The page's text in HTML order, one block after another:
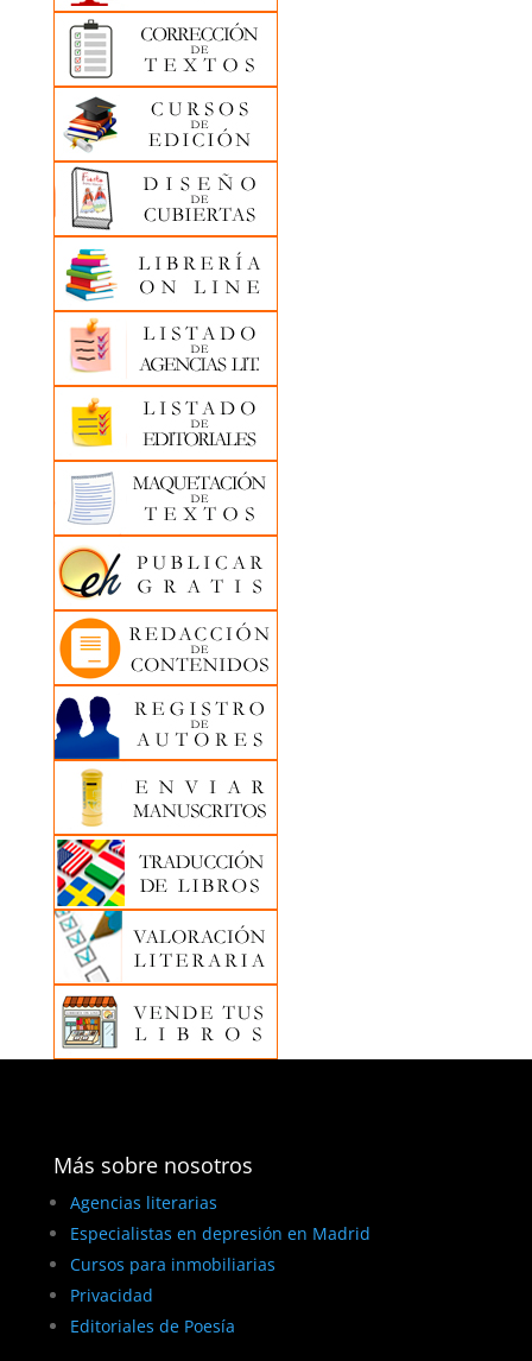
Más sobre nosotros
Agencias literarias
Especialistas en depresión en Madrid
Cursos para inmobiliarias
Privacidad
Editoriales de Poesía